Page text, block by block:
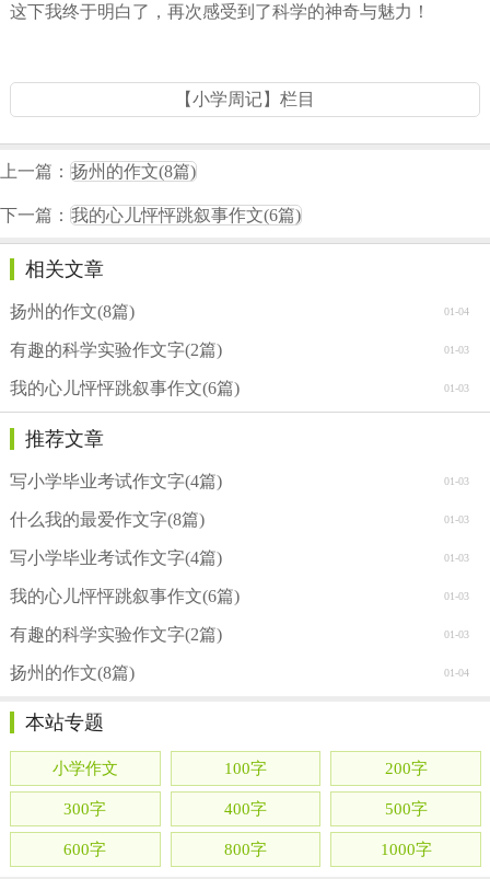
这下我终于明白了，再次感受到了科学的神奇与魅力！
【小学周记】栏目
上一篇： 扬州的作文(8篇)
下一篇： 我的心儿怦怦跳叙事作文(6篇)
相关文章
01-04
扬州的作文(8篇)
01-03
有趣的科学实验作文字(2篇)
01-03
我的心儿怦怦跳叙事作文(6篇)
推荐文章
01-03
写小学毕业考试作文字(4篇)
01-03
什么我的最爱作文字(8篇)
01-03
写小学毕业考试作文字(4篇)
01-03
我的心儿怦怦跳叙事作文(6篇)
01-03
有趣的科学实验作文字(2篇)
01-04
扬州的作文(8篇)
本站专题
小学作文 100字 200字
300字 400字 500字
600字 800字 1000字